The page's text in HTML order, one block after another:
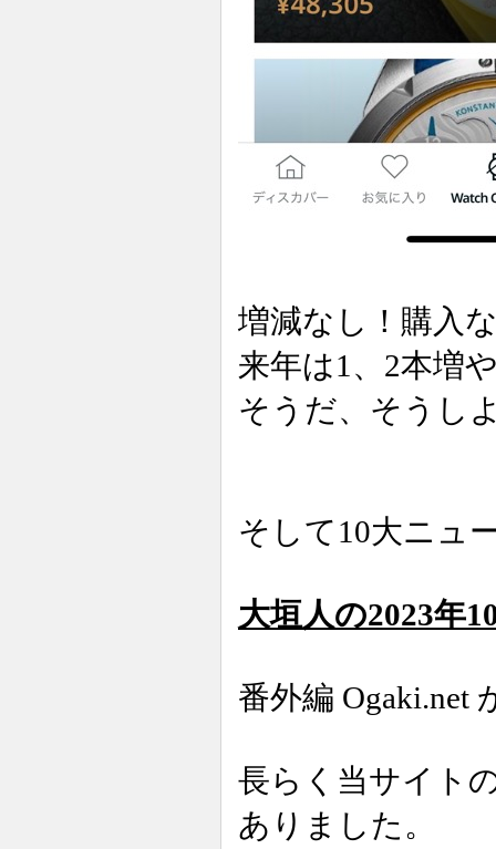
増減なし！購入
来年は1、2本増
そうだ、そうし
そして10大ニュ
大垣人の2023年
番外編 Ogaki.net
長らく当サイト
ありました。